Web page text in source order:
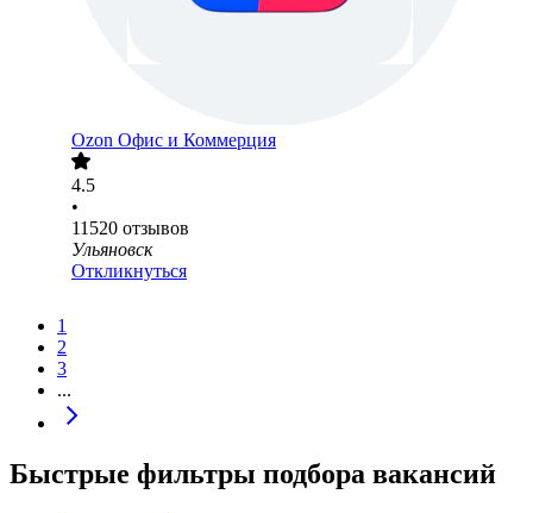
Ozon Офис и Коммерция
4.5
•
11520 отзывов
Ульяновск
Откликнуться
1
2
3
...
Быстрые фильтры подбора вакансий